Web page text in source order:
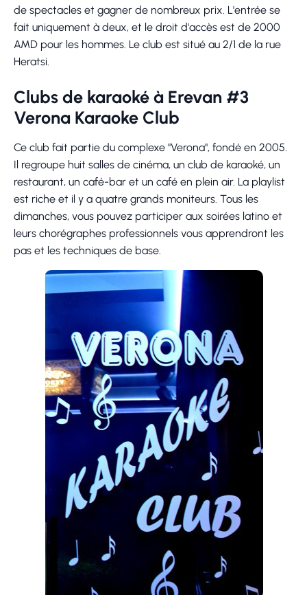
de spectacles et gagner de nombreux prix. L'entrée se
fait uniquement à deux, et le droit d'accès est de 2000
AMD pour les hommes. Le club est situé au 2/1 de la rue
Heratsi.
Clubs de karaoké à Erevan #3
Verona Karaoke Club
Ce club fait partie du complexe "Verona", fondé en 2005.
Il regroupe huit salles de cinéma, un club de karaoké, un
restaurant, un café-bar et un café en plein air. La playlist
est riche et il y a quatre grands moniteurs. Tous les
dimanches, vous pouvez participer aux soirées latino et
leurs chorégraphes professionnels vous apprendront les
pas et les techniques de base.